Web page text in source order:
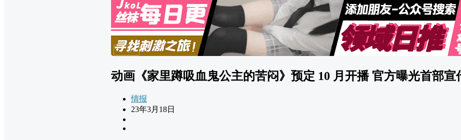
广告
动画《家里蹲吸血鬼公主的苦闷》预定 10 月开播 官方曝光首部宣
情报
23年3月18日